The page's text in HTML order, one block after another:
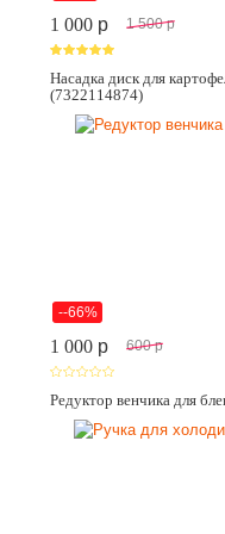
1 000 p 1 500 p
Насадка диск для
(7322114874)
--66%
1 000 p 600 p
Редуктор венчика для